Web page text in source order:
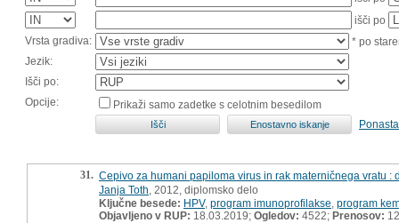
išči po
Vrsta gradiva:
* po
Jezik:
Išči po:
Opcije:
Prikaži samo zadetke s celotnim besedilom
31. Cepivo za humani papiloma virus in rak materničnega vratu :
Janja Toth , 2012, diplomsko delo
Ključne besede: HPV, program imunoprofilakse program
Objavljeno v RUP: 18.03.2019; Ogledov: 4522; Prenosov: